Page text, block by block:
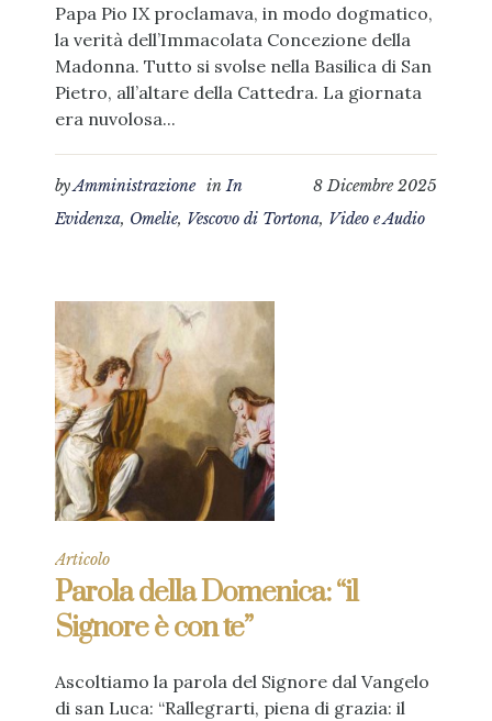
Papa Pio IX proclamava, in modo dogmatico,
la verità dell’Immacolata Concezione della
Madonna. Tutto si svolse nella Basilica di San
Pietro, all’altare della Cattedra. La giornata
era nuvolosa...
8 Dicembre 2025
byAmministrazione inIn
Evidenza, Omelie, Vescovo di Tortona, Video e Audio
Articolo
Parola della Domenica: “il
Signore è con te”
Ascoltiamo la parola del Signore dal Vangelo
di san Luca: “Rallegrarti, piena di grazia: il